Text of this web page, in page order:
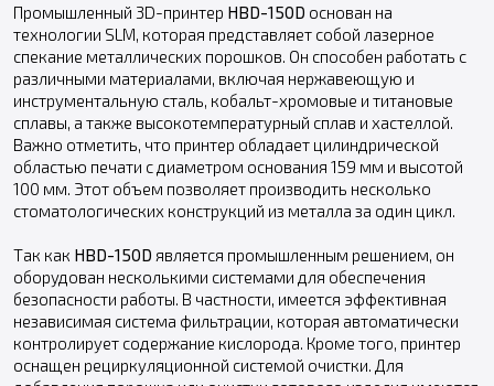
Промышленный 3D-принтер HBD-150D основан на
технологии SLM, которая представляет собой лазерное
спекание металлических порошков. Он способен работать с
различными материалами, включая нержавеющую и
инструментальную сталь, кобальт-хромовые и титановые
сплавы, а также высокотемпературный сплав и хастеллой.
Важно отметить, что принтер обладает цилиндрической
областью печати с диаметром основания 159 мм и высотой
100 мм. Этот объем позволяет производить несколько
стоматологических конструкций из металла за один цикл.
Так как HBD-150D является промышленным решением, он
оборудован несколькими системами для обеспечения
безопасности работы. В частности, имеется эффективная
независимая система фильтрации, которая автоматически
контролирует содержание кислорода. Кроме того, принтер
оснащен рециркуляционной системой очистки. Для